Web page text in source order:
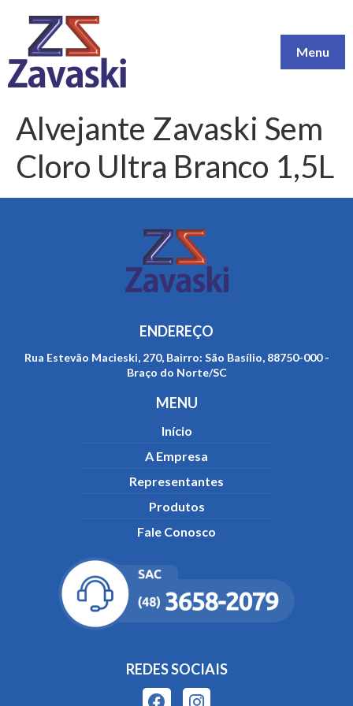
Menu
Alvejante Zavaski Sem
Cloro Ultra Branco 1,5L
ENDEREÇO
Rua Estevão Macieski, 270, Bairro: São Basílio, 88750-000 -
Braço do Norte/SC
MENU
Início
A Empresa
Representantes
Produtos
Fale Conosco
REDES SOCIAIS